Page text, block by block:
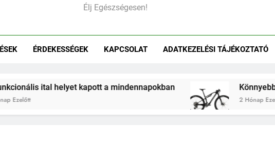
Könnyebb, gyorsabb, hatékonyabb: prémium
Élj Egészségesen!
ÉRDEKESSÉGEK KAPCSOLAT ADATKEZELÉSI TÁJÉKOZTATÓ
ital helyet kapott a mindennapokban Könnyebb,
2 Hónap Ezelőtt